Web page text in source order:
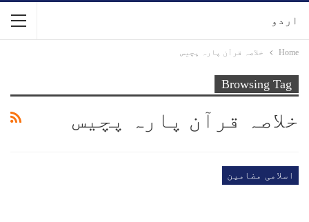
اردو
Home خلاصہ قرآن پارہ پچیس
Browsing Tag
خلاصہ قرآن پارہ پچیس
اسلامی مضامین